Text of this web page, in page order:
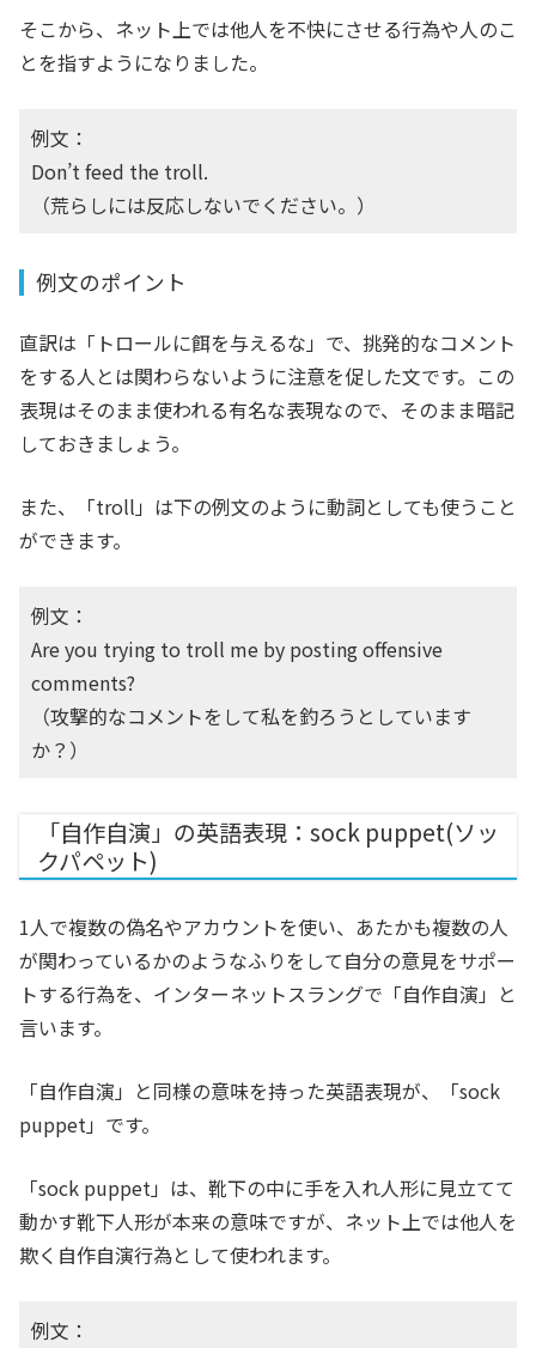
そこから、ネット上では他人を不快にさせる行為や人のこ
とを指すようになりました。
例文：
Don’t feed the troll.
（荒らしには反応しないでください。）
例文のポイント
直訳は「トロールに餌を与えるな」で、挑発的なコメント
をする人とは関わらないように注意を促した文です。この
表現はそのまま使われる有名な表現なので、そのまま暗記
しておきましょう。
また、「troll」は下の例文のように動詞としても使うこと
ができます。
例文：
Are you trying to troll me by posting offensive
comments?
（攻撃的なコメントをして私を釣ろうとしています
か？）
「自作自演」の英語表現：sock puppet(ソッ
クパペット)
1人で複数の偽名やアカウントを使い、あたかも複数の人
が関わっているかのようなふりをして自分の意見をサポー
トする行為を、インターネットスラングで「自作自演」と
言います。
「自作自演」と同様の意味を持った英語表現が、「sock
puppet」です。
「sock puppet」は、靴下の中に手を入れ人形に見立てて
動かす靴下人形が本来の意味ですが、ネット上では他人を
欺く自作自演行為として使われます。
例文：